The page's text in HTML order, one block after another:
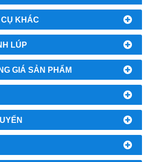
KHÁC
LÚP
GIÁ SẢN PHẨM